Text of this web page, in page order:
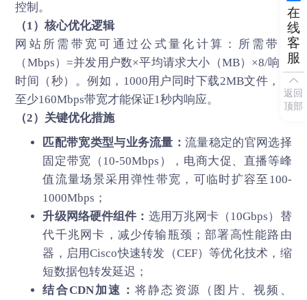
控制。
（1）核心优化逻辑
网站所需带宽可通过公式量化计算：所需带宽
（Mbps）=并发用户数×平均请求大小（MB）×8/响应
时间（秒）。例如，1000用户同时下载2MB文件，需
至少160Mbps带宽才能保证1秒内响应。
（2）关键优化措施
匹配带宽类型与业务流量：流量稳定的官网选择
固定带宽（10-50Mbps），电商大促、直播等峰
值流量场景采用弹性带宽，可临时扩容至100-
1000Mbps；
升级网络硬件组件： 选用万兆网卡（10Gbps）替
代千兆网卡，减少传输瓶颈；部署高性能路由
器，启用Cisco快速转发（CEF）等优化技术，缩
短数据包转发延迟；
结合CDN加速： 将静态资源（图片、视频、
在
线
客
服
返回
顶部